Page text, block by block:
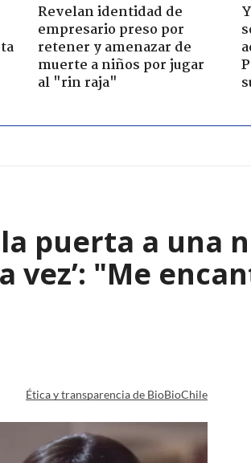
Revelan identidad de
empresario preso por
retener y amenazar de
muerte a niños por jugar
al "rin raja"
puerta a una
vez’: "Me
Ética y transparencia de BioBioChile